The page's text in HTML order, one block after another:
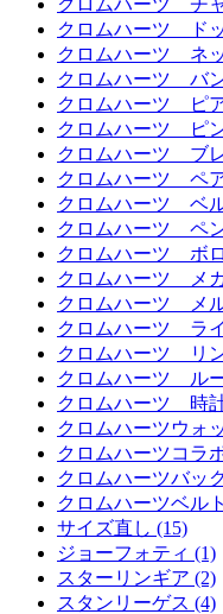
クロムハーツ ド
クロムハーツ ネ
クロムハーツ バ
クロムハーツ ピ
クロムハーツ ピ
クロムハーツ ブ
クロムハーツ ペ
クロムハーツ ベ
クロムハーツ ペ
クロムハーツ ボ
クロムハーツ メ
クロムハーツ メ
クロムハーツ ラ
クロムハーツ リ
クロムハーツ ル
クロムハーツ 時
クロムハーツウォ
クロムハーツコラ
クロムハーツバッ
クロムハーツベル
サイズ直し (15)
ジョーフォティ (1)
スターリンギア (2)
スタンリーゲス (4)